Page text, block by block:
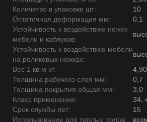
Количетво в упаковке шт:
10
Остаточная деформация мм:
0,1
Устойчивость к воздействию ножек
мебели и каблуков:
Устойчивость к воздействию мебели
на роликовых ножках:
Вес 1 кв м кг:
4,90
Толщина рабочего слоя мм:
0,7
Толщина покрытия общая мм:
3,0
Класс применения:
34,
Срок службы лет:
15
Использование для теплых полов: